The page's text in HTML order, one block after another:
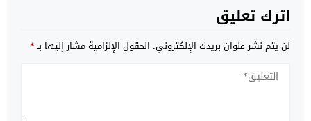
اترك تعليق
لن يتم نشر عنوان بريدك الإلكتروني. الحقول الإلزامية مشار إليها بـ*